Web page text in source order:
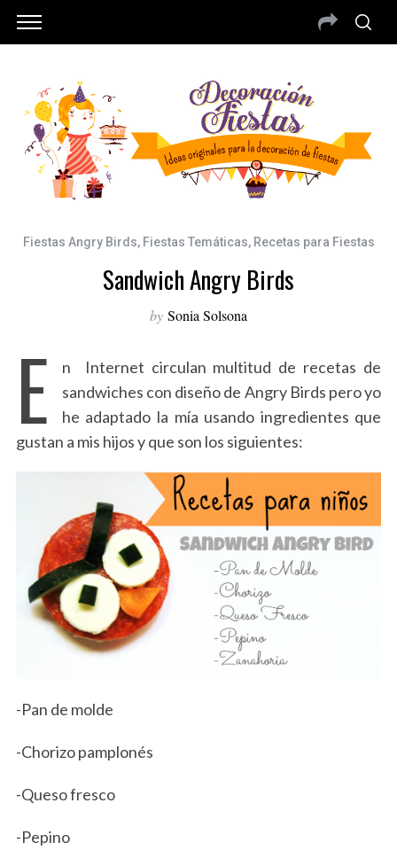
Fiestas Angry Birds, Fiestas Temáticas, Recetas para Fiestas
Sandwich Angry Birds
by Sonia Solsona
E
n Internet circulan multitud de recetas de
sandwiches con diseño de Angry Birds pero yo
he adaptado la mía usando ingredientes que
gustan a mis hijos y que son los siguientes:
-Pan de molde
-Chorizo pamplonés
-Queso fresco
-Pepino